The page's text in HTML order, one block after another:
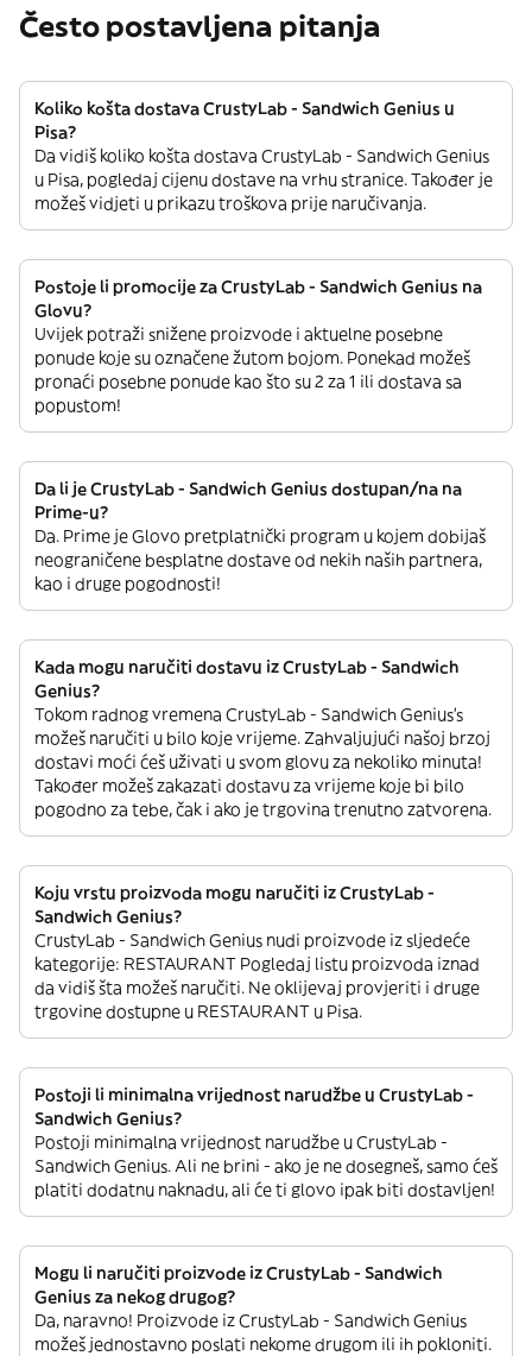
Često postavljena pitanja
Koliko košta dostava CrustyLab - Sandwich Genius u
Pisa?
Da vidiš koliko košta dostava CrustyLab - Sandwich Genius
u Pisa, pogledaj cijenu dostave na vrhu stranice. Također je
možeš vidjeti u prikazu troškova prije naručivanja.
Postoje li promocije za CrustyLab - Sandwich Genius na
Glovu?
Uvijek potraži snižene proizvode i aktuelne posebne
ponude koje su označene žutom bojom. Ponekad možeš
pronaći posebne ponude kao što su 2 za 1 ili dostava sa
popustom!
Da li je CrustyLab - Sandwich Genius dostupan/na na
Prime-u?
Da. Prime je Glovo pretplatnički program u kojem dobijaš
neograničene besplatne dostave od nekih naših partnera,
kao i druge pogodnosti!
Kada mogu naručiti dostavu iz CrustyLab - Sandwich
Genius?
Tokom radnog vremena CrustyLab - Sandwich Genius’s
možeš naručiti u bilo koje vrijeme. Zahvaljujući našoj brzoj
dostavi moći ćeš uživati u svom glovu za nekoliko minuta!
Također možeš zakazati dostavu za vrijeme koje bi bilo
pogodno za tebe, čak i ako je trgovina trenutno zatvorena.
Koju vrstu proizvoda mogu naručiti iz CrustyLab -
Sandwich Genius?
CrustyLab - Sandwich Genius nudi proizvode iz sljedeće
kategorije: RESTAURANT Pogledaj listu proizvoda iznad
da vidiš šta možeš naručiti. Ne oklijevaj provjeriti i druge
trgovine dostupne u RESTAURANT u Pisa.
Postoji li minimalna vrijednost narudžbe u CrustyLab -
Sandwich Genius?
Postoji minimalna vrijednost narudžbe u CrustyLab -
Sandwich Genius. Ali ne brini - ako je ne dosegneš, samo ćeš
platiti dodatnu naknadu, ali će ti glovo ipak biti dostavljen!
Mogu li naručiti proizvode iz CrustyLab - Sandwich
Genius za nekog drugog?
Da, naravno! Proizvode iz CrustyLab - Sandwich Genius
možeš jednostavno poslati nekome drugom ili ih pokloniti.